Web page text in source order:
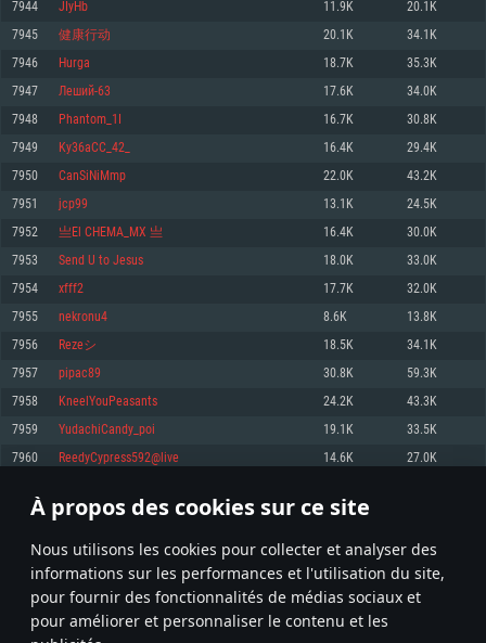
À propos des cookies sur ce site
Nous utilisons les cookies pour collecter et analyser des
informations sur les performances et l'utilisation du site,
pour fournir des fonctionnalités de médias sociaux et
pour améliorer et personnaliser le contenu et les
Minimum
OS: Windows 10 (64 bit)
Processeur: Dual-Core 2.2 GHz
Mémoire: 4 GB
Carte graphique supportant DirectX 11: AMD Radeon 77XX / NVIDIA
GeForce GTX 660. La résolution minimale supportée par le jeu est de 720p
Connection: Connexion Internet à haut débit
Disque dur: 23.1 Go (client minimal)
Recommandée
1060 et plus, Radeon RX 570 et plus.
Disque dur: 75.9 Go (client complet)
Minimum
OS: Mac OS Big Sur 11.0 ou plus récent
Processeur: Core i5, minimum 2.2GHz (Les processeurs Intel Xeon ne sont
pas supportés)
Mémoire: 6 GB
Carte graphique: Intel Iris Pro 5200 (Mac), ou analogue AMD/Nvidia. La
résolution minimale supportée par le jeu est de 720p.
Connection: Connexion Internet à haut débit
Disque dur: 62,2 Go (client minimal)
Recommandée
OS: Mac OS Big Sur 11.0 ou plus récent
Processeur: Core i7 (Les processeurs Intel Xeon ne sont pas supportés)
Mémoire: 8 GB
Carte graphique: Radeon Vega II ou plus avec support de Metal
Disque dur: 62,2 Go (client complet)
Minimum
OS: Les configurations Linux 64 bits les plus modernes
Processeur: Dual-Core 2.4 GHz
Mémoire: 4 GB
Carte graphique: NVIDIA 660 avec les derniers drivers (moins de 6 mois) /
de même pour AMD (La résolution minimale supportée par le jeu est de
720p)
Connection: Connexion Internet à haut débit
Disque dur: 62,2 Go (client minimal)
Recommandée
OS: Ubuntu 20.04 64bit
Processeur: Intel Core i7
Mémoire: 8 GB
Carte graphique: NVIDIA 1060 avec les derniers drivers (moins de 6 mois) /
6 mois et supportant Vulkan
Connection: Connexion Internet à haut débit
Disque dur: 60,2 Go (client complet)
7944 JIyHb 11.9K 20.1K
7945 健康行动 20.1K 34.1K
7946 Hurga 18.7K 35.3K
7947 Леший-63 17.6K 34.0K
7948 Phantom_1I 16.7K 30.8K
7949 Ky36aCC_42_ 16.4K 29.4K
7950 CanSiNiMmp 22.0K 43.2K
7951 jcp99 13.1K 24.5K
7952 亗El CHEMA_MX 亗 16.4K 30.0K
7953 Send U to Jesus 18.0K 33.0K
7954 xfff2 17.7K 32.0K
7955 nekronu4 8.6K 13.8K
7956 Rezeシ 18.5K 34.1K
7957 pipac89 30.8K 59.3K
7958 KneelYouPeasants 24.2K 43.3K
7959 YudachiCandy_poi 19.1K 33.5K
7960 ReedyCypress592@live 14.6K 27.0K
* Classement mis à jour quotidiennement
397 398 399 498